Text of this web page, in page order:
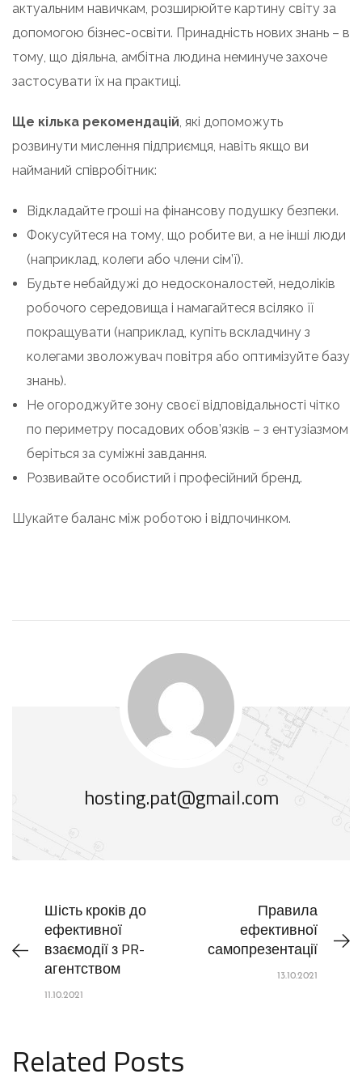
актуальним навичкам, розширюйте картину світу за
допомогою бізнес-освіти. Принадність нових знань – в
тому, що діяльна, амбітна людина неминуче захоче
застосувати їх на практиці.
Ще кілька рекомендацій, які допоможуть
розвинути мислення підприємця, навіть якщо ви
найманий співробітник:
Відкладайте гроші на фінансову подушку безпеки.
Фокусуйтеся на тому, що робите ви, а не інші люди
(наприклад, колеги або члени сім’ї).
Будьте небайдужі до недосконалостей, недоліків
робочого середовища і намагайтеся всіляко її
покращувати (наприклад, купіть вскладчину з
колегами зволожувач повітря або оптимізуйте базу
знань).
Не огороджуйте зону своєї відповідальності чітко
по периметру посадових обов’язків – з ентузіазмом
беріться за суміжні завдання.
Розвивайте особистий і професійний бренд.
Шукайте баланс між роботою і відпочинком.
hosting.pat@gmail.com
Шість кроків до
ефективної
взаємодії з PR-
агентством
11.10.2021
Правила
ефективної
самопрезентації
13.10.2021
Related Posts